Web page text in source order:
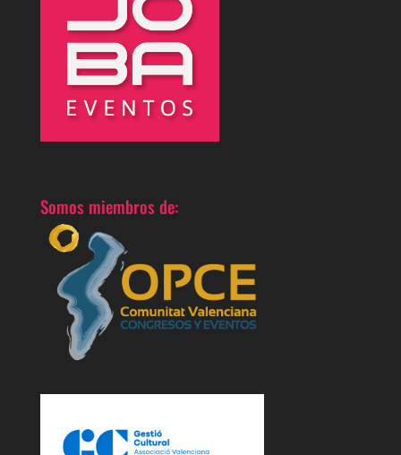
Somos miembros de: